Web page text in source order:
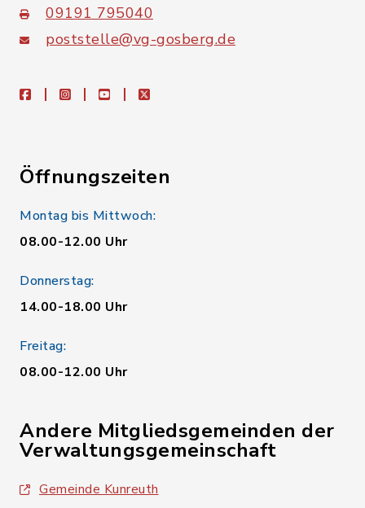
09191 795040
poststelle@vg-gosberg.de
facebookinstagramyoutubeX
Öffnungszeiten
Montag bis Mittwoch:
08.00-12.00 Uhr
Donnerstag:
14.00-18.00 Uhr
Freitag:
08.00-12.00 Uhr
Andere Mitgliedsgemeinden der
Verwaltungsgemeinschaft
Gemeinde Kunreuth